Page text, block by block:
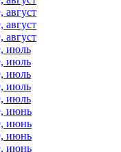
август
август
август
июль
июль
июль
июль
июль
июнь
июнь
июнь
июнь